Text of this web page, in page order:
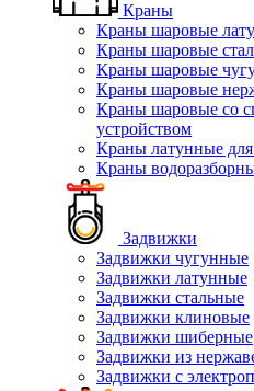
Краны
Краны шаровые
Краны шаровые
Краны шаровые
Краны шаровые
Краны шаровые со
устройством
Краны латунные
Краны
Задвижки
Задвижки чугунные
Задвижки латунные
Задвижки стальные
Задвижки клиновые
Задвижки шиберные
Задвижки из
Задвижки с